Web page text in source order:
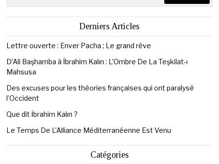
Derniers Articles
Lettre ouverte : Enver Pacha ; Le grand rêve
D’Ali Başhamba à İbrahim Kalın : L’Ombre De La Teşkilat-ı
Mahsusa
Des excuses pour les théories françaises qui ont paralysé
l’Occident
Que dit İbrahim Kalın ?
Le Temps De L’Alliance Méditerranéenne Est Venu
Catégories